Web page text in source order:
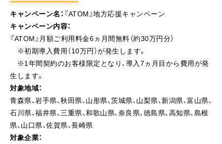
キャンペーン名： 『ATOM』地方応援キャンペーン
キャンペーン内容：
『ATOM』月額ご利用料金6ヵ月間無料（約30万円分）
※初期導入費用（10万円）が発生します。
※1年間契約のお客様限定となり、導入7ヵ月目から費用が発
生します。
対象地域：
青森県、岩手県、秋田県、山形県、茨城県、山梨県、新潟県、富山県、
石川県、福井県、三重県、和歌山県、奈良県、徳島県、高知県、島根
県、山口県、佐賀県、長崎県
対象企業：